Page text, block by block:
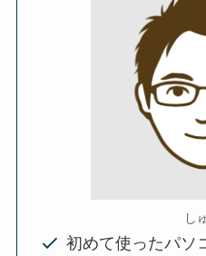
し
初めて使ったパソ